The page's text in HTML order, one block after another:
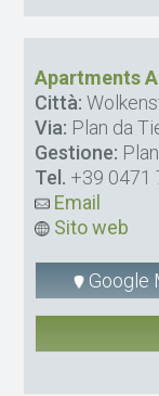
Apartments
Città:
Via: Plan da
Gestione:
Tel. +39 0471
Email
Sito web
Google